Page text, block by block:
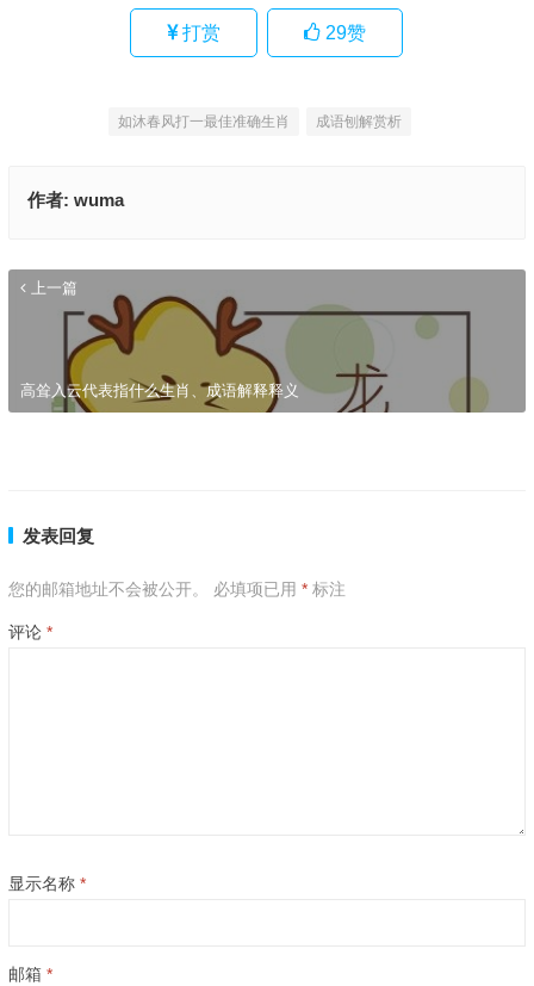
打赏 29赞
如沐春风打一最佳准确生肖 成语刨解赏析
作者: wuma
上一篇
高耸入云代表指什么生肖、成语解释释义
如沐春风是指什么生肖,成语释义解释
发表回复
您的邮箱地址不会被公开。 必填项已用 *标注
评论 *
显示名称 *
邮箱 *